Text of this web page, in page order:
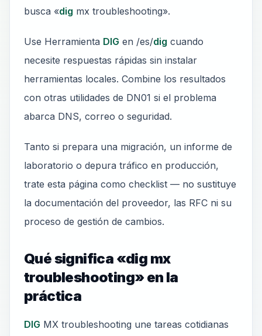
busca «dig mx troubleshooting».
Use Herramienta DIG en /es/dig cuando
necesite respuestas rápidas sin instalar
herramientas locales. Combine los resultados
con otras utilidades de DN01 si el problema
abarca DNS, correo o seguridad.
Tanto si prepara una migración, un informe de
laboratorio o depura tráfico en producción,
trate esta página como checklist — no sustituye
la documentación del proveedor, las RFC ni su
proceso de gestión de cambios.
Qué significa «dig mx
troubleshooting» en la
práctica
DIG MX troubleshooting une tareas cotidianas